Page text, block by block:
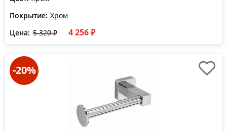
Покрытие: Хром
Цена: 5 320 ₽ 4 256 ₽
-20%